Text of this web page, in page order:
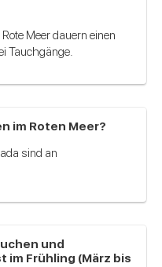
Meer dauern einen
Tauchgänge.
im Roten Meer?
sind an
und
im Frühling (März bis